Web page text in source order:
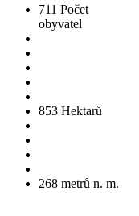
711 Počet
obyvatel
853 Hektarů
268 metrů n. m.